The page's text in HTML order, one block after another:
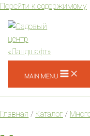
Перейти к содержимому
MAIN MENU
Главная / Каталог /